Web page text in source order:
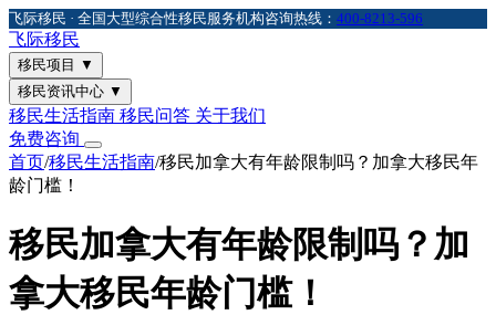
飞际移民 · 全国大型综合性移民服务机构咨询热线： 400-8213-596
飞际移民
移民项目 ▼
移民资讯中心 ▼
移民生活指南 移民问答 关于我们
免费咨询
首页/移民生活指南/移民加拿大有年龄限制吗？加拿大移民年
龄门槛！
移民加拿大有年龄限制吗？加
拿大移民年龄门槛！